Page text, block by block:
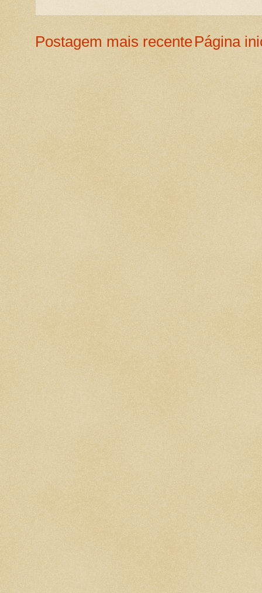
Postagem mais recentePágina